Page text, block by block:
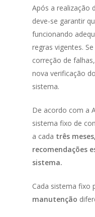
Após a realização
deve-se garantir
funcionando
regras vigentes.
correção de
nova verificação
sistema.
De acordo com a
sistema fixo de
a cada três
recomendações
sistema.
Cada sistema fixo
manutenção